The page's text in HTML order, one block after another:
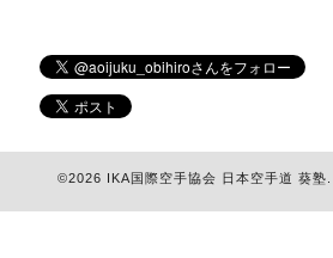
©2026 IKA国際空手協会 日本空手道 葵塾